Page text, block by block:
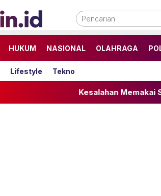
HUKUM NASIONAL OLAHRAGA
Lifestyle Tekno
Kesalahan Memakai Sunscreen: